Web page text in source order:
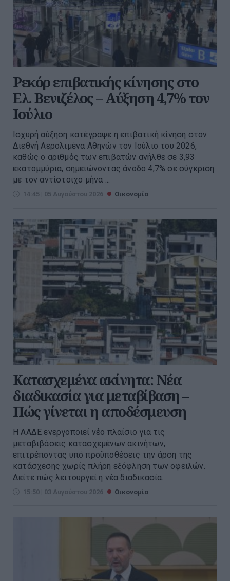
Ρεκόρ επιβατικής κίνησης στο
Ελ. Βενιζέλος – Αύξηση 4,7% τον
Ιούλιο
Ισχυρή αύξηση κατέγραψε η επιβατική κίνηση στον
Διεθνή Αερολιμένα Αθηνών τον Ιούλιο του 2026,
καθώς ο αριθμός των επιβατών ανήλθε σε 3,93
εκατομμύρια, σημειώνοντας άνοδο 4,7% σε σύγκριση
με τον αντίστοιχο μήνα ...
14:45 | 05 Αυγούστου 2026 Οικονομία
Κατασχεμένα ακίνητα: Νέα
διαδικασία για μεταβίβαση –
Πώς γίνεται η αποδέσμευση
Η ΑΑΔΕ ενεργοποιεί νέο πλαίσιο για τις
μεταβιβάσεις κατασχεμένων ακινήτων,
επιτρέποντας υπό προϋποθέσεις την άρση της
κατάσχεσης χωρίς πλήρη εξόφληση των οφειλών.
Δείτε πώς λειτουργεί η νέα διαδικασία.
15:50 | 03 Αυγούστου 2026 Οικονομία